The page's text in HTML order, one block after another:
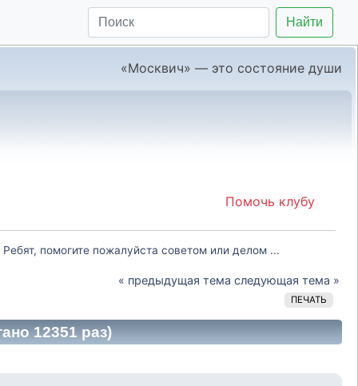
Найти
«Москвич» — это состояние души
Помочь клубу
Ребят, помогите пожалуйста советом или делом ...
« предыдущая тема следующая тема »
ПЕЧАТЬ
12351 раз)